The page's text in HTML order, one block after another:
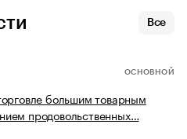
Все
ОСНОВНОЙ
большим товарным
продовольственных…